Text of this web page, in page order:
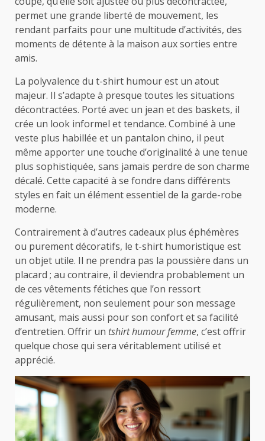
permet une grande liberté de mouvement, les
rendant parfaits pour une multitude d’activités, des
moments de détente à la maison aux sorties entre
amis.
La polyvalence du t-shirt humour est un atout
majeur. Il s’adapte à presque toutes les situations
décontractées. Porté avec un jean et des baskets, il
crée un look informel et tendance. Combiné à une
veste plus habillée et un pantalon chino, il peut
même apporter une touche d’originalité à une tenue
plus sophistiquée, sans jamais perdre de son charme
décalé. Cette capacité à se fondre dans différents
styles en fait un élément essentiel de la garde-robe
moderne.
Contrairement à d’autres cadeaux plus éphémères
ou purement décoratifs, le t-shirt humoristique est
un objet utile. Il ne prendra pas la poussière dans un
placard ; au contraire, il deviendra probablement un
de ces vêtements fétiches que l’on ressort
régulièrement, non seulement pour son message
amusant, mais aussi pour son confort et sa facilité
d’entretien. Offrir un tshirt humour femme, c’est offrir
quelque chose qui sera véritablement utilisé et
apprécié.